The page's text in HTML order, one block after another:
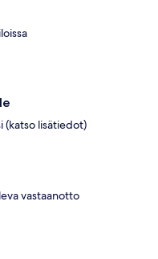
(katso lisätiedot)
vastaanotto